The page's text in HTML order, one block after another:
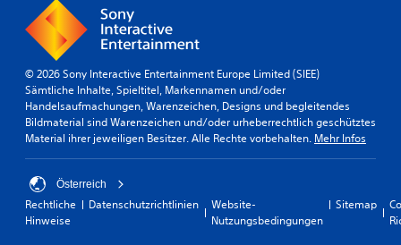
© 2026 Sony Interactive Entertainment Europe Limited (SIEE)
Sämtliche Inhalte, Spieltitel, Markennamen und/oder
Handelsaufmachungen, Warenzeichen, Designs und begleitendes
Bildmaterial sind Warenzeichen und/oder urheberrechtlich geschütztes
Material ihrer jeweiligen Besitzer. Alle Rechte vorbehalten. Mehr Infos
Österreich
Rechtliche
Hinweise
Datenschutzrichtlinien
Website-
Nutzungsbedingungen
Sitemap